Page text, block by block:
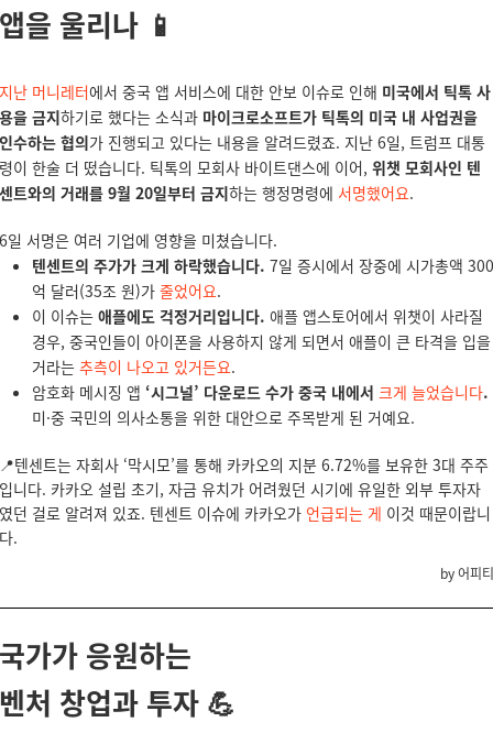
앱을 울리나 📱
지난 머니레터에서 중국 앱 서비스에 대한 안보 이슈로 인해 미국에서 틱톡 사
용을 금지하기로 했다는 소식과 마이크로소프트가 틱톡의 미국 내 사업권을
인수하는 협의가 진행되고 있다는 내용을 알려드렸죠. 지난 6일, 트럼프 대통
령이 한술 더 떴습니다. 틱톡의 모회사 바이트댄스에 이어, 위챗 모회사인 텐
센트와의 거래를 9월 20일부터 금지하는 행정명령에 서명했어요.
6일 서명은 여러 기업에 영향을 미쳤습니다.
텐센트의 주가가 크게 하락했습니다. 7일 증시에서 장중에 시가총액 300
억 달러(35조 원)가 줄었어요.
이 이슈는 애플에도 걱정거리입니다. 애플 앱스토어에서 위챗이 사라질
경우, 중국인들이 아이폰을 사용하지 않게 되면서 애플이 큰 타격을 입을
거라는 추측이 나오고 있거든요.
암호화 메시징 앱 ‘시그널’ 다운로드 수가 중국 내에서 크게 늘었습니다.
미·중 국민의 의사소통을 위한 대안으로 주목받게 된 거예요.
📍텐센트는 자회사 ‘막시모’를 통해 카카오의 지분 6.72%를 보유한 3대 주주
입니다. 카카오 설립 초기, 자금 유치가 어려웠던 시기에 유일한 외부 투자자
였던 걸로 알려져 있죠. 텐센트 이슈에 카카오가 언급되는 게 이것 때문이랍니
다.
by 어피티
국가가 응원하는
벤처 창업과 투자 💪